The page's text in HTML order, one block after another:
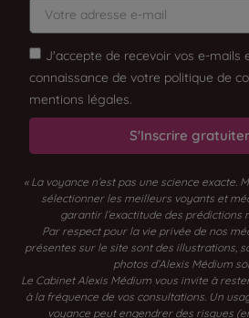
J'accepte de recevoir vos e-mails
connaissance de votre politique de
mentions légales.
S'Inscrire
« La voyance n’est pas une science exacte.
sélectionner les meilleurs voyants et
garantir l’exactitude des prédictions
Par respect pour la vie privée de nos
présentes sur le site sont des illustrations,
photos d’Alexis Médium
Le Cabinet Alexis Médium vous invite à
à la fréquence de vos consultations. Un
voyance peut engendrer des risques